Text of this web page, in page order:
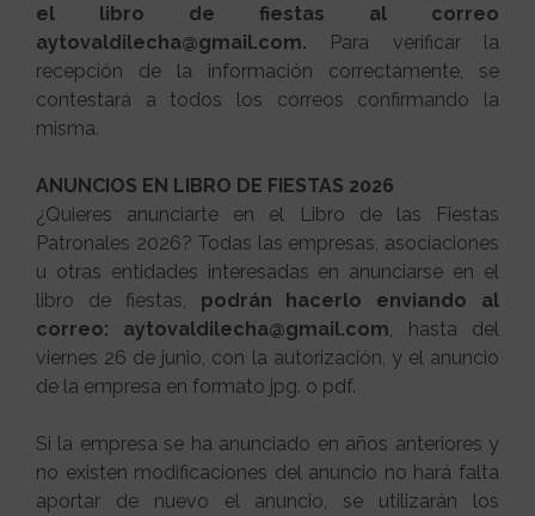
el libro de fiestas al correo
aytovaldilecha@gmail.com. Para verificar la
recepción de la información correctamente, se
contestará a todos los correos confirmando la
misma.
ANUNCIOS EN LIBRO DE FIESTAS 2026
¿Quieres anunciarte en el Libro de las Fiestas
Patronales 2026? Todas las empresas, asociaciones
u otras entidades interesadas en anunciarse en el
libro de fiestas, podrán hacerlo enviando al
correo: aytovaldilecha@gmail.com , hasta del
viernes 26 de junio, con la autorización, y el anuncio
de la empresa en formato jpg. o pdf.
Si la empresa se ha anunciado en años anteriores y
no existen modificaciones del anuncio no hará falta
aportar de nuevo el anuncio, se utilizarán los